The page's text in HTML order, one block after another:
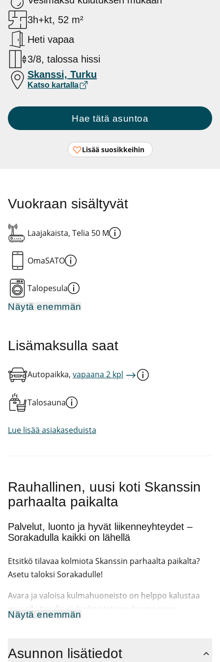
3h+kt, 52 m²
Heti vapaa
3/8, talossa hissi
Skanssi, Turku
Katso kartalla
Hae tätä asuntoa
Lisää suosikkeihin
Rauhallinen, uusi koti Skanssin
parhaalta paikalta
Palvelut, luonto ja hyvät liikenneyhteydet –
Sorakadulla kaikki on lähellä
Etsitkö tilavaa kolmiota Skanssin parhaalta paikalta?
Asetu taloksi Sorakadulle!
Avara ja valoisa kulmahuoneisto on helppo kalustaa
monella tavalla, ja kodin pintojen harmoninen
värimaailma antaa neutraalin pohjan omalle tyylillesi.
asuntoon tulvii luonnonvaloa. Säilytystilaa on
Näytä enemmän
Vuokraan sisältyvät
Laajakaista, Telia 50 M
OmaSATO
Talopesula
Näytä enemmän
Lisämaksulla saat
Autopaikka, vapaana 2 kpl
Talosauna
Lue lisää asiakaseduista
Asunnon lisätiedot